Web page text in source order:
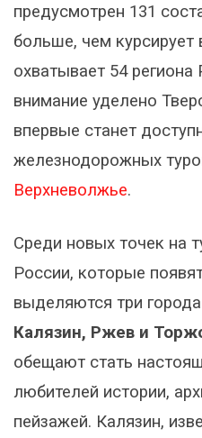
предусмотрен 131
больше, чем курсирует
охватывает 54
внимание уделено
впервые станет
железнодорожных
Верхневолжье.
Среди новых точек на
России, которые
выделяются три
Калязин, Ржев и
обещают стать
любителей истории,
пейзажей. Калязин,